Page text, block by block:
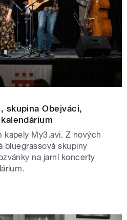
skupina Obejváci,
kapely My3.avi. Z nových
bluegrassová skupiny
na jarní koncerty